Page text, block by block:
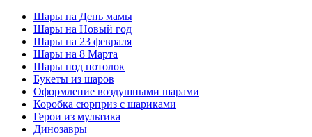
Шары на День мамы
Шары на Новый год
Шары на 23 февраля
Шары на 8 Марта
Шары под потолок
Букеты из шаров
Оформление воздушными шарами
Коробка сюрприз с шариками
Герои из мультика
Динозавры